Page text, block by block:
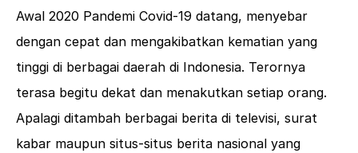
Awal 2020 Pandemi Covid-19 datang, menyebar
dengan cepat dan mengakibatkan kematian yang
tinggi di berbagai daerah di Indonesia. Terornya
terasa begitu dekat dan menakutkan setiap orang.
Apalagi ditambah berbagai berita di televisi, surat
kabar maupun situs-situs berita nasional yang